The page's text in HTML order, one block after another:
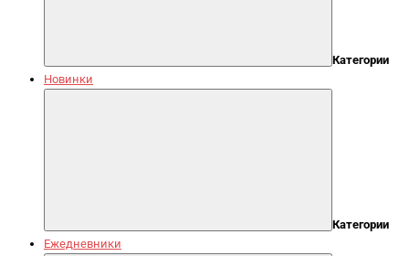
Категории
Новинки
Категории
Ежедневники